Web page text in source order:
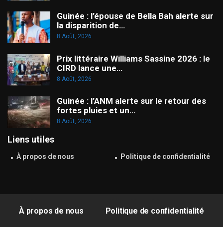
Guinée : l’épouse de Bella Bah alerte sur
la disparition de…
8 Août, 2026
Prix littéraire Williams Sassine 2026 : le
CIRD lance une…
8 Août, 2026
Guinée : l’ANM alerte sur le retour des
fortes pluies et un…
8 Août, 2026
Liens utiles
À propos de nous Politique de confidentialité
À propos de nous Politique de confidentialité